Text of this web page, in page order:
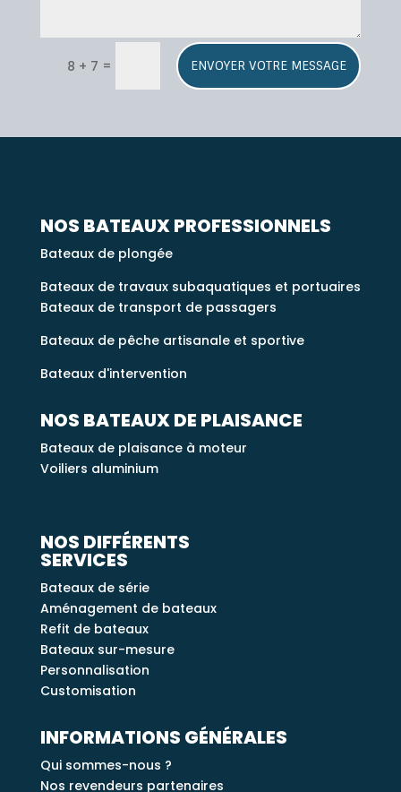
8 + 7 = ENVOYER VOTRE MESSAGE
r
NOS BATEAUX PROFESSIONNELS
Bateaux de plongée
Bateaux de travaux subaquatiques et portuaires
Bateaux de transport de passagers
Bateaux de pêche artisanale et sportive
Bateaux d'intervention
NOS BATEAUX DE PLAISANCE
Bateaux de plaisance à moteur
Voiliers aluminium
NOS DIFFÉRENTS
SERVICES
Bateaux de série
Aménagement de bateaux
Refit de bateaux
Bateaux sur-mesure
Personnalisation
Customisation
INFORMATIONS GÉNÉRALES
Qui sommes-nous ?
Nos revendeurs partenaires